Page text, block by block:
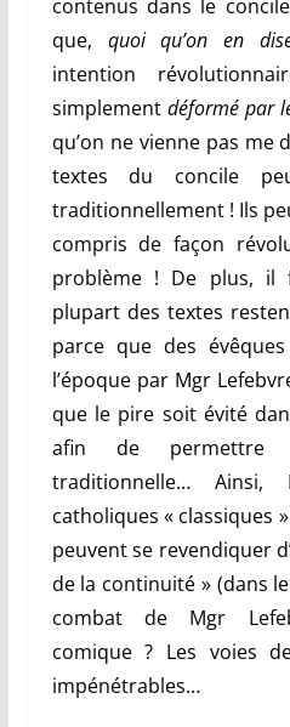
contenus dans le
que, quoi qu’on en
intention
simplement déformé par
qu’on ne vienne pas me
textes du concile
traditionnellement ! Ils
compris de façon
problème ! De plus, il
plupart des textes
parce que des
l’époque par Mgr
que le pire soit évité
afin de permettre
traditionnelle… Ainsi,
catholiques « classiques
peuvent se revendiquer
de la continuité » (dans
combat de Mgr
comique ? Les voies
impénétrables…